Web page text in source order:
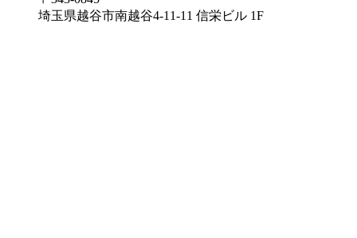
埼玉県越谷市南越谷4-11-11 信栄ビル 1F